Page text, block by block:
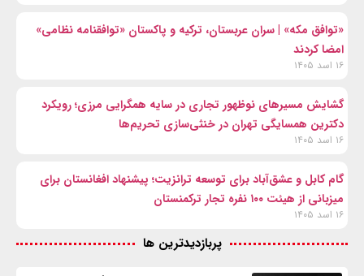
«توافق مکه» | سران عربستان، ترکیه و پاکستان «توافقنامه نظامی»
امضا کردند
۱۶ اسد ۱۴۰۵
گشایش مسیرهای نوظهور تجاری در سایه همگرایی مرزی؛ رویکرد
دکترین همسایگی تهران در خنثی‌سازی تحریم‌ها
۱۶ اسد ۱۴۰۵
گام کابل و عشق‌آباد برای توسعه ترانزیت؛ پیشنهاد افغانستان برای
میزبانی از هیئت ۱۰۰ نفره تجار ترکمنستان
۱۶ اسد ۱۴۰۵
پربازدیدترین ها